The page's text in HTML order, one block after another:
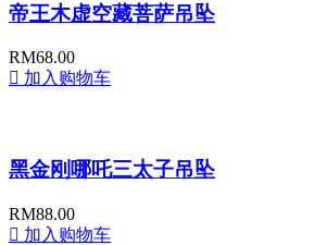
帝王木虚空藏菩萨吊坠
RM68.00
加入购物车
黑金刚哪吒三太子吊坠
RM88.00
加入购物车